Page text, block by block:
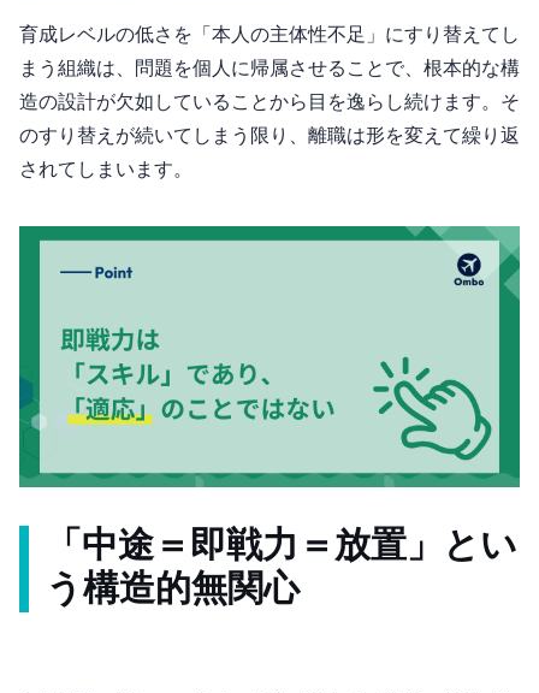
育成レベルの低さを「本人の主体性不足」にすり替えてし
まう組織は、問題を個人に帰属させることで、根本的な構
造の設計が欠如していることから目を逸らし続けます。そ
のすり替えが続いてしまう限り、離職は形を変えて繰り返
されてしまいます。
「中途＝即戦力＝放置」とい
う構造的無関心